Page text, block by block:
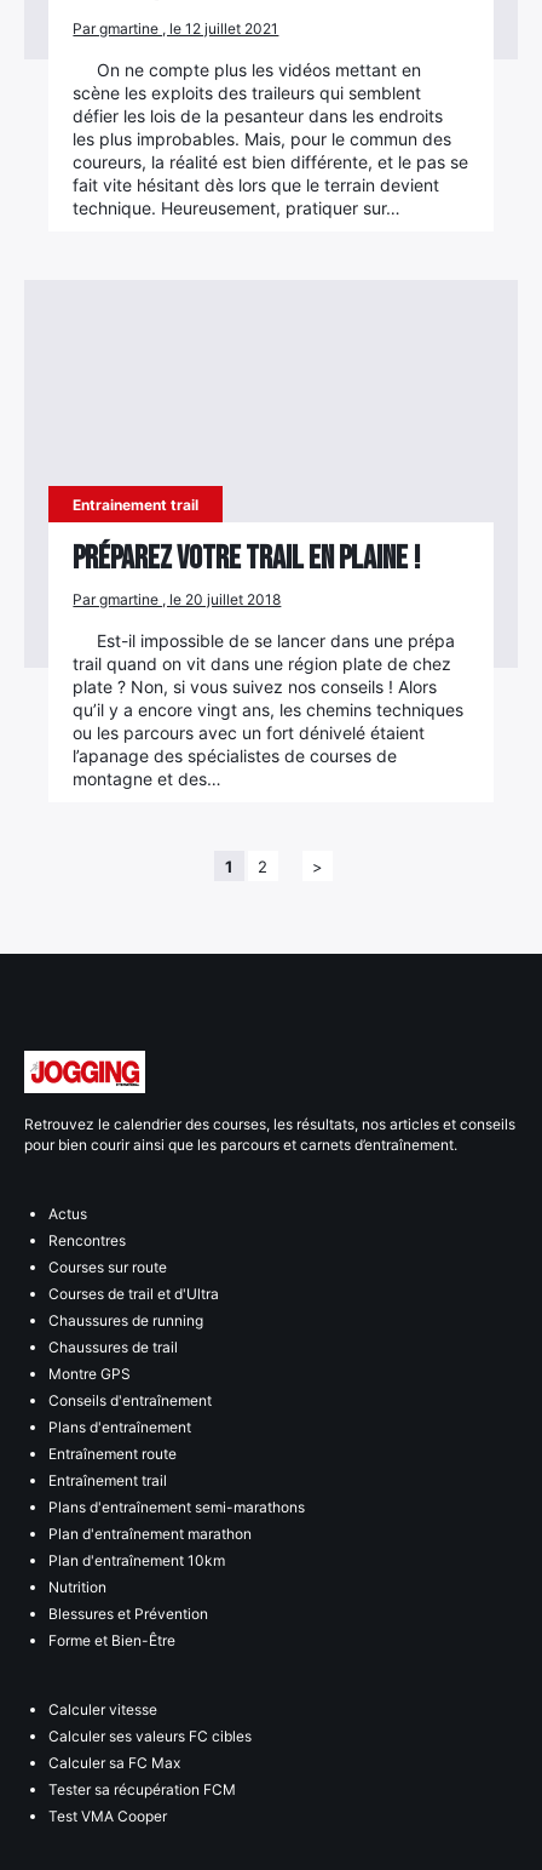
Par gmartine , le 12 juillet 2021
On ne compte plus les vidéos mettant en
scène les exploits des traileurs qui semblent
défier les lois de la pesanteur dans les endroits
les plus improbables. Mais, pour le commun des
coureurs, la réalité est bien différente, et le pas se
fait vite hésitant dès lors que le terrain devient
technique. Heureusement, pratiquer sur…
Entrainement trail
Préparez votre trail en plaine !
Par gmartine , le 20 juillet 2018
Est-il impossible de se lancer dans une prépa
trail quand on vit dans une région plate de chez
plate ? Non, si vous suivez nos conseils ! Alors
qu’il y a encore vingt ans, les chemins techniques
ou les parcours avec un fort dénivelé étaient
l’apanage des spécialistes de courses de
montagne et des…
1 2 >
Retrouvez le calendrier des courses, les résultats, nos articles et conseils
pour bien courir ainsi que les parcours et carnets d’entraînement.
Actus
Rencontres
Courses sur route
Courses de trail et d'Ultra
Chaussures de running
Chaussures de trail
Montre GPS
Conseils d'entraînement
Plans d'entraînement
Entraînement route
Entraînement trail
Plans d'entraînement semi-marathons
Plan d'entraînement marathon
Plan d'entraînement 10km
Nutrition
Blessures et Prévention
Forme et Bien-Être
Calculer vitesse
Calculer ses valeurs FC cibles
Calculer sa FC Max
Tester sa récupération FCM
Test VMA Cooper